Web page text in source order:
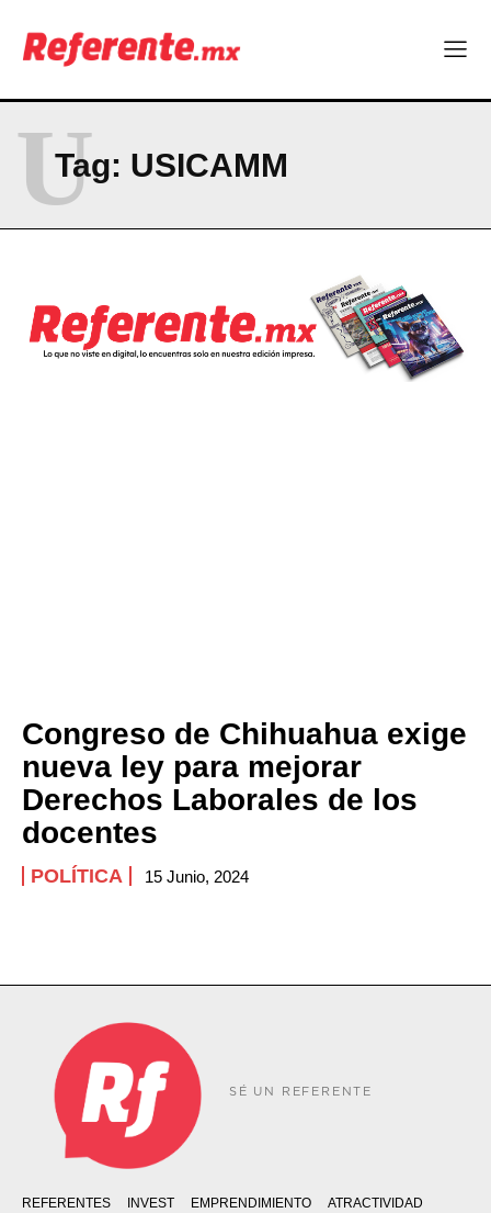
Seguridad y responsabilidad, en el centro del debate político
ABOUT
CONTACT
Tag: USICAMM
U
Congreso de Chihuahua exige
nueva ley para mejorar
Derechos Laborales de los
docentes
POLÍTICA 15 Junio, 2024
SÉ UN REFERENTE
REFERENTES INVEST EMPRENDIMIENTO
ATRACTIVIDAD